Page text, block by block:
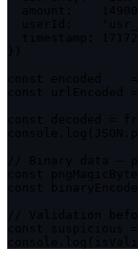
const
const